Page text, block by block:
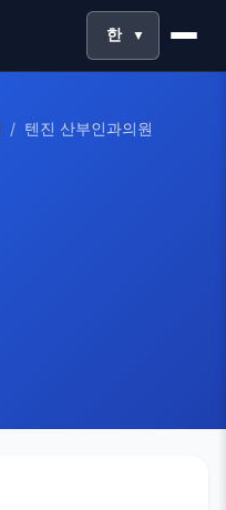
한 ▼
/ 텐진 산부인과의원